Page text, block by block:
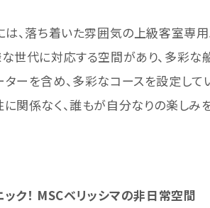
は、落ち着いた雰囲気の上級客室専用
な世代に対応する空間があり、多彩な
ターを含め、多彩なコースを設定し
に関係なく、誰もが自分なりの楽しみ
ク！ MSCベリッシマの非日常空間